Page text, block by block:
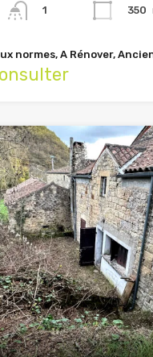
1
350
normes, A Rénover,